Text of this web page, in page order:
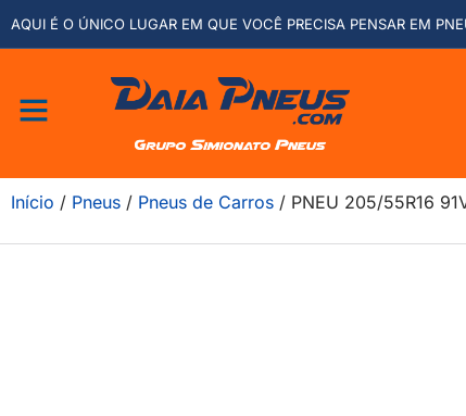
AQUI É O ÚNICO LUGAR EM QUE VOCÊ PRECISA PENSAR EM
Início / Pneus / Pneus de Carros / PNEU 205/55R16